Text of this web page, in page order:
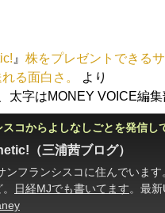
』 株をプレゼントできる
る面白さ。
より
太字はMONEY VOICE編集
コからよしなしごとを発信し
（三浦茜ブログ）
ンフランシスコに住んでいま
日経MJでも書いてます。最